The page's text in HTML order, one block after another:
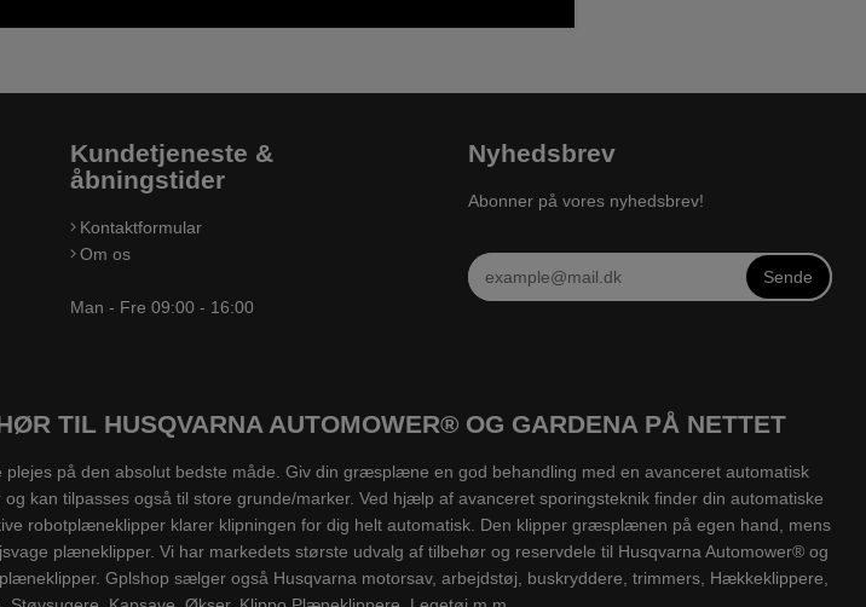
Kundetjeneste &
åbningstider
Kontaktformular
Om os
Man - Fre 09:00 - 16:00
Nyhedsbrev
Abonner på vores nyhedsbrev!
Sende
TIL HUSQVARNA AUTOMOWER® OG GARDENA PÅ NETTET
på den absolut bedste måde. Giv din græsplæne en god behandling med en avanceret automatisk
kan tilpasses også til store grunde/marker. Ved hjælp af avanceret sporingsteknik finder din automatiske
robotplæneklipper klarer klipningen for dig helt automatisk. Den klipper græsplænen på egen hand, mens
plæneklipper. Vi har markedets største udvalg af tilbehør og reservdele til Husqvarna Automower® og
Gplshop sælger også Husqvarna motorsav, arbejdstøj, buskryddere, trimmers, Hækkeklippere,